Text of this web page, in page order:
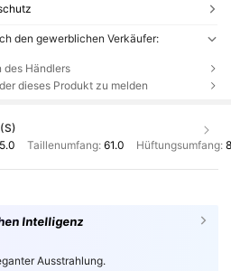
den gewerblichen Verkäufer:
des Händlers
dieses Produkt zu melden
Taillenumfang: 61.0 Hüftungsumfang:
Intelligenz
Ausstrahlung.